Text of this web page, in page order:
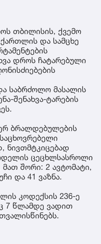
თბილისის, ქვემო
და სამცხე
დროს ჩატარებული
საბრძოლო მასალის
შენახვა-ტარების
ბრალდებულების
ნივთმტკიცებად
ცეცხლსასროლი
შორი: 2 ავტომატი,
და 41 ვაზნა.
კოდექსის 236-ე
7 წლამდე ვადით